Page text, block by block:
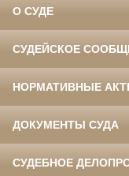
О СУДЕ
СУДЕЙСКОЕ
НОРМАТИВНЫЕ
ДОКУМЕНТЫ СУДА
СУДЕБНОЕ